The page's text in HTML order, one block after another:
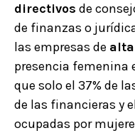
directivos de
de finanzas o
las empresas de
presencia femenina
que solo el 37% de
de las financieras y
ocupadas por